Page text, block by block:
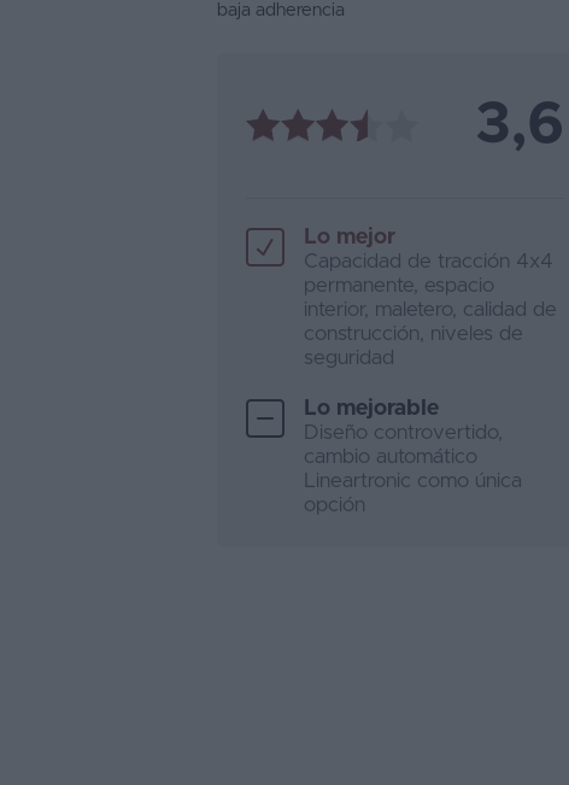
baja adherencia
3,6
Lo mejor
Capacidad de tracción 4x4
permanente, espacio
interior, maletero, calidad de
construcción, niveles de
seguridad
Lo mejorable
Diseño controvertido,
cambio automático
Lineartronic como única
opción